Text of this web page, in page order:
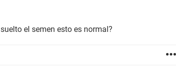
el semen esto es normal?